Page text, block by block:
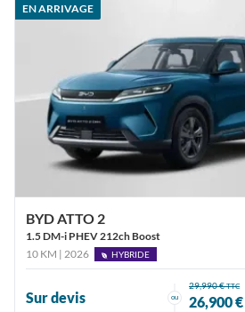
EN ARRIVAGE
BYD ATTO 2
1.5 DM-i PHEV 212ch Boost
10 KM | 2026
HYBRIDE
Sur devis ou
29,990 €TTC
26,900 €